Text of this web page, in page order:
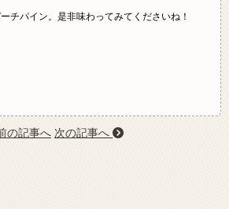
チパイン。是非味わってみてくださいね！
の記事へ 次の記事へ